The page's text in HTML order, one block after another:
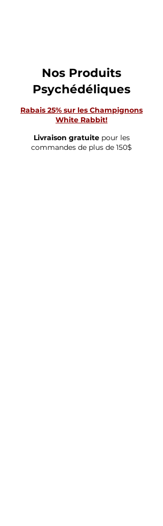
Nos Produits
Psychédéliques
Rabais 25% sur les Champignons
White Rabbit!
Livraison gratuitepour les
commandes de plus de 150$